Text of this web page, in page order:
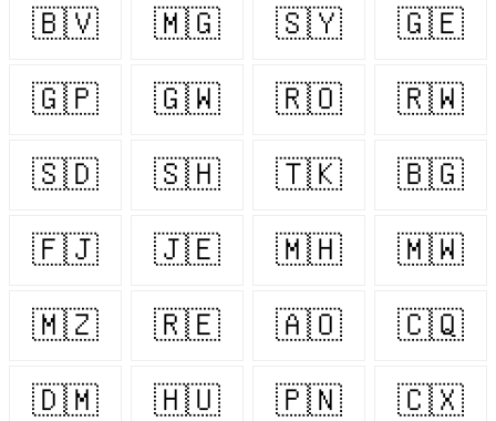
🇧🇻 🇲🇬 🇸🇾 🇬🇪
🇬🇵 🇬🇼 🇷🇴 🇷🇼
🇸🇩 🇸🇭 🇹🇰 🇧🇬
🇫🇯 🇯🇪 🇲🇭 🇲🇼
🇲🇿 🇷🇪 🇦🇴 🇨🇶
🇩🇲 🇭🇺 🇵🇳 🇨🇽